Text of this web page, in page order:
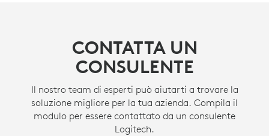
CONTATTA UN
CONSULENTE
Il nostro team di esperti può aiutarti a trovare la
soluzione migliore per la tua azienda. Compila il
modulo per essere contattato da un consulente
Logitech.